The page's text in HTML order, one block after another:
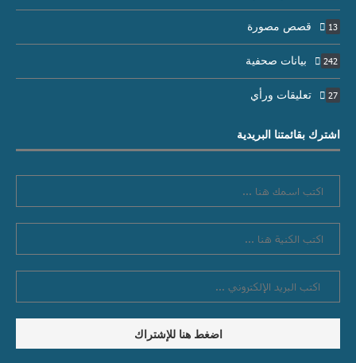
قصص مصورة 13
بيانات صحفية 242
تعليقات ورأي 27
اشترك بقائمتنا البريدية